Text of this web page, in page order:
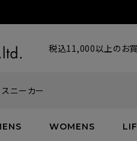
税込11,000以上のお買
スニーカー
WOMENS